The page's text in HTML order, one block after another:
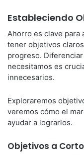
Estableciendo
Ahorro es clave para
tener objetivos
progreso.
necesitamos es
innecesarios.
Exploraremos
veremos cómo el
ayudar a lograrlos.
Objetivos a